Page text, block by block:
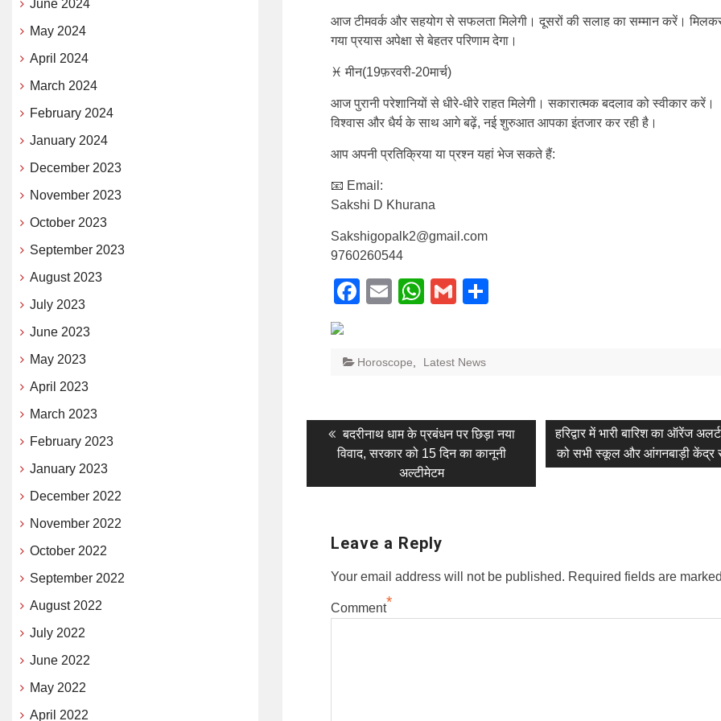
आज टीमवर्क और सहयोग से सफलता मिलेगी। दूसरों की सलाह का सम्मान करें।
गया प्रयास अपेक्षा से बेहतर परिणाम देगा।
♓ मीन(19फ़रवरी-20मार्च)
आज पुरानी परेशानियों से धीरे-धीरे राहत मिलेगी। सकारात्मक बदलाव को स्वीकार करें।
विश्वास और धैर्य के साथ आगे बढ़ें, नई शुरुआत आपका इंतजार कर रही है।
आप अपनी प्रतिक्रिया या प्रश्न यहां भेज सकते हैं:
📧 Email:
Sakshi D Khurana
Sakshigopalk2@gmail.com
9760260544
Facebook
EmailWhatsApp
Gmail
Horoscope Latest News
Post
navigation
Previous
post:
बदरीनाथ धाम के प्रबंधन पर छिड़ा नया
विवाद, सरकार को 15 दिन का कानूनी
अल्टीमेटम
Next
post:
हरिद्वार में भारी बारिश का ऑरेंज
को सभी स्कूल और आंगनबाड़ी केंद्र
Leave a Reply
Your email address will not be published. Required fields are marked
Comment*
June 2024
May 2024
April 2024
March 2024
February 2024
January 2024
December 2023
November 2023
October 2023
September 2023
August 2023
July 2023
June 2023
May 2023
April 2023
March 2023
February 2023
January 2023
December 2022
November 2022
October 2022
September 2022
August 2022
July 2022
June 2022
May 2022
April 2022